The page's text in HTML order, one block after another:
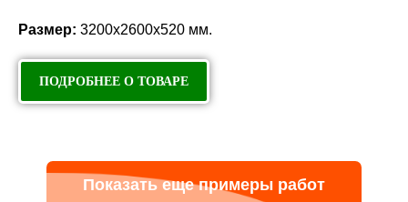
Размер: 3200х2600х520 мм.
ПОДРОБНЕЕ О ТОВАРЕ
Показать еще примеры работ